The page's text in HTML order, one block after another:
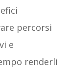
percorsi
e
renderli